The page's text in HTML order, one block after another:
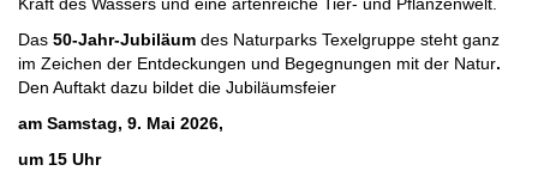
Das 50-Jahr-Jubiläum des Naturparks Texelgruppe steht ganz
im Zeichen der Entdeckungen und Begegnungen mit der Natur.
Den Auftakt dazu bildet die Jubiläumsfeier
am Samstag, 9. Mai 2026,
um 15 Uhr